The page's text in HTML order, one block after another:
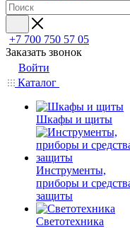
+7 700 750 57 05
Заказать звонок
Войти
Каталог
Шкафы и щиты
Инструменты,
приборы и
защиты
Светотехника